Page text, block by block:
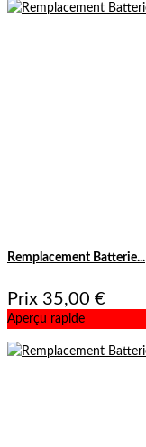
Remplacement Batterie...
Prix 35,00 €
Aperçu rapide